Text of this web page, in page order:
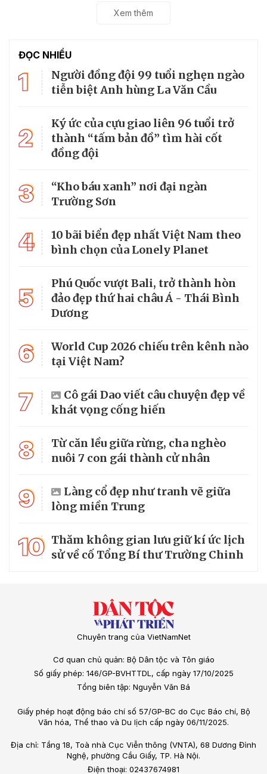
Xem thêm
ĐỌC NHIỀU
1
Người đồng đội 99 tuổi nghẹn ngào
tiễn biệt Anh hùng La Văn Cầu
2
Ký ức của cựu giao liên 96 tuổi trở
thành “tấm bản đồ” tìm hài cốt
đồng đội
3
“Kho báu xanh” nơi đại ngàn
Trường Sơn
4
10 bãi biển đẹp nhất Việt Nam theo
bình chọn của Lonely Planet
5
Phú Quốc vượt Bali, trở thành hòn
đảo đẹp thứ hai châu Á - Thái Bình
Dương
6
World Cup 2026 chiếu trên kênh nào
tại Việt Nam?
7
Cô gái Dao viết câu chuyện đẹp về
khát vọng cống hiến
8
Từ căn lều giữa rừng, cha nghèo
nuôi 7 con gái thành cử nhân
9
Làng cổ đẹp như tranh vẽ giữa
lòng miền Trung
10 Thăm không gian lưu giữ kí ức lịch
sử về cố Tổng Bí thư Trường Chinh
Chuyên trang của VietNamNet
Cơ quan chủ quản: Bộ Dân tộc và Tôn giáo
Số giấy phép: 146/GP-BVHTTDL, cấp ngày 17/10/2025
Tổng biên tập: Nguyễn Văn Bá
Giấy phép hoạt động báo chí số 57/GP-BC do Cục Báo chí, Bộ
Văn hóa, Thể thao và Du lịch cấp ngày 06/11/2025.
Địa chỉ: Tầng 18, Toà nhà Cục Viễn thông (VNTA), 68 Dương Đình
Nghệ, phường Cầu Giấy, TP. Hà Nội.
Điện thoại: 02437674981